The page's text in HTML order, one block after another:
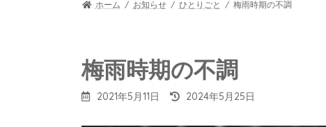
ホーム お知らせ ひとりごと 梅雨時期の不調
梅雨時期の不調
2021年5月11日
最
2024年5月25日